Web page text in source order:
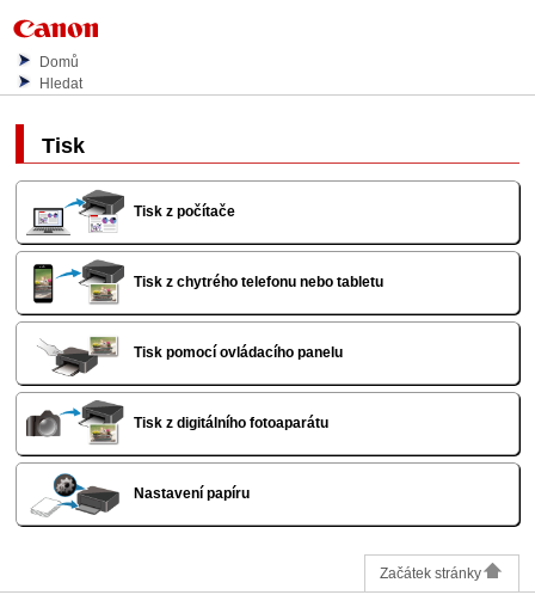
Domů
Hledat
Tisk
Tisk z počítače
Tisk z chytrého telefonu nebo tabletu
Tisk pomocí ovládacího panelu
Tisk z digitálního fotoaparátu
Nastavení papíru
Začátek stránky